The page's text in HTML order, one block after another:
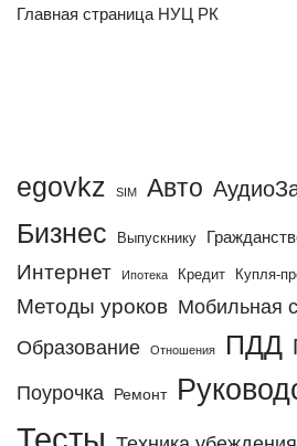
Главная страница НУЦ РК
egovkz SIM Авто
Бизнес Выпускнику
Интернет Ипотека Кредит Купля-
Методы уроков Мобильная
Образование Отношения ПДД
Поурочка Ремонт